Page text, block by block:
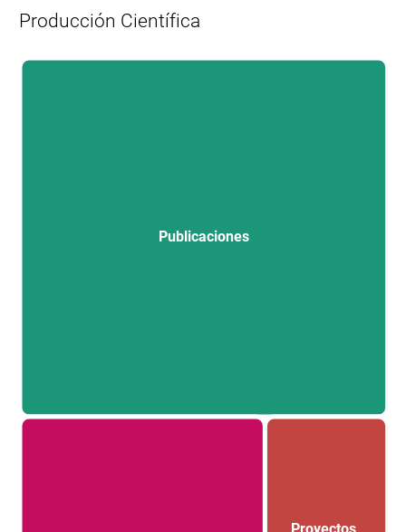
Producción Científica
Publicaciones
Proyectos
L